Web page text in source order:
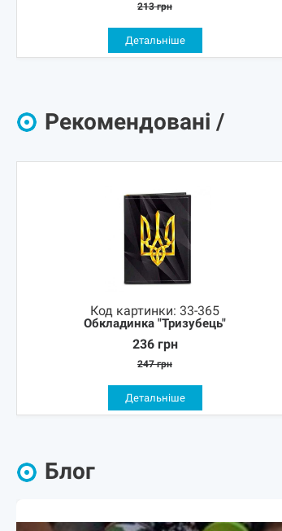
213 грн
Детальніше
Рекомендовані /
Код картинки: 33-365
Обкладинка "Тризубець"
236 грн
247 грн
Детальніше
Блог